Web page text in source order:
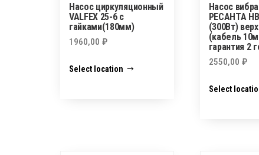
Насос циркуляционный
VALFEX 25-6 с
гайками(180мм)
1960,00 ₽
Select location
Насос
РЕСАНТА
(300Вт)
(кабель
гарантия 2
2550,00 ₽
Select